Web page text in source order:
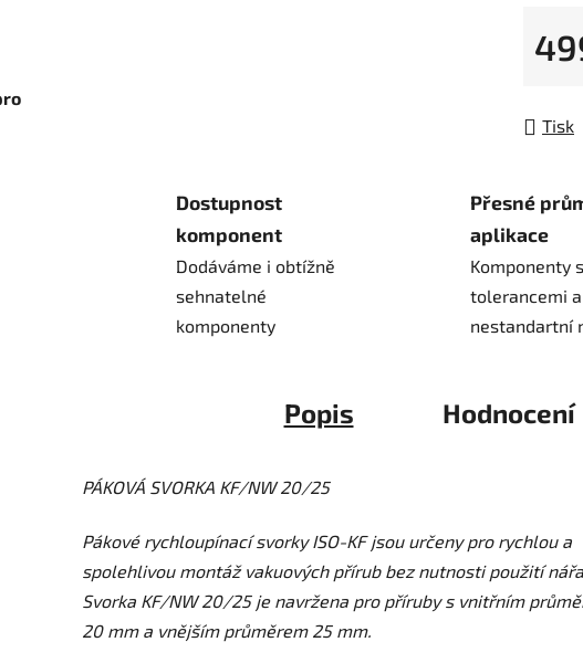
Tisk
Dostupnost
komponent
Dodáváme i obtížně
sehnatelné
komponenty
Přesné
aplikace
Komponenty
tolerancemi a
nestandartní
Popis Hodnocení
PÁKOVÁ SVORKA KF/NW 20/25
Pákové rychloupínací svorky ISO-KF jsou určeny pro rychlou a
spolehlivou montáž vakuových přírub bez nutnosti použití
Svorka KF/NW 20/25 je navržena pro příruby s vnitřním
20 mm a vnějším průměrem 25 mm.